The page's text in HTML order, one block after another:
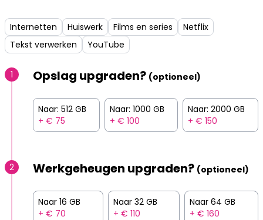
Internetten Huiswerk Films en series
Netflix
Tekst verwerken
YouTube
1 Opslag upgraden? (optioneel)
Naar: 512 GB
+ € 75
Naar: 1000 GB
+ € 100
Naar: 2000 GB
+ € 150
2 Werkgeheugen upgraden? (optioneel)
Naar 16 GB
+ € 70
Naar 32 GB
+ € 110
Naar 64 GB
+ € 160